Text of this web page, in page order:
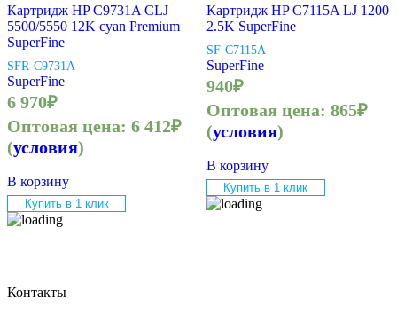
Картридж HP C9731A CLJ
5500/5550 12K cyan Premium
SuperFine
SFR-C9731A
SuperFine
6 970₽
Оптовая цена: 6 412₽
(условия)
В корзину
Купить в 1 клик
Картридж HP C7115A LJ 1200
2.5K SuperFine
SF-C7115A
SuperFine
940₽
Оптовая цена: 865₽
(условия)
В корзину
Купить в 1 клик
Контакты